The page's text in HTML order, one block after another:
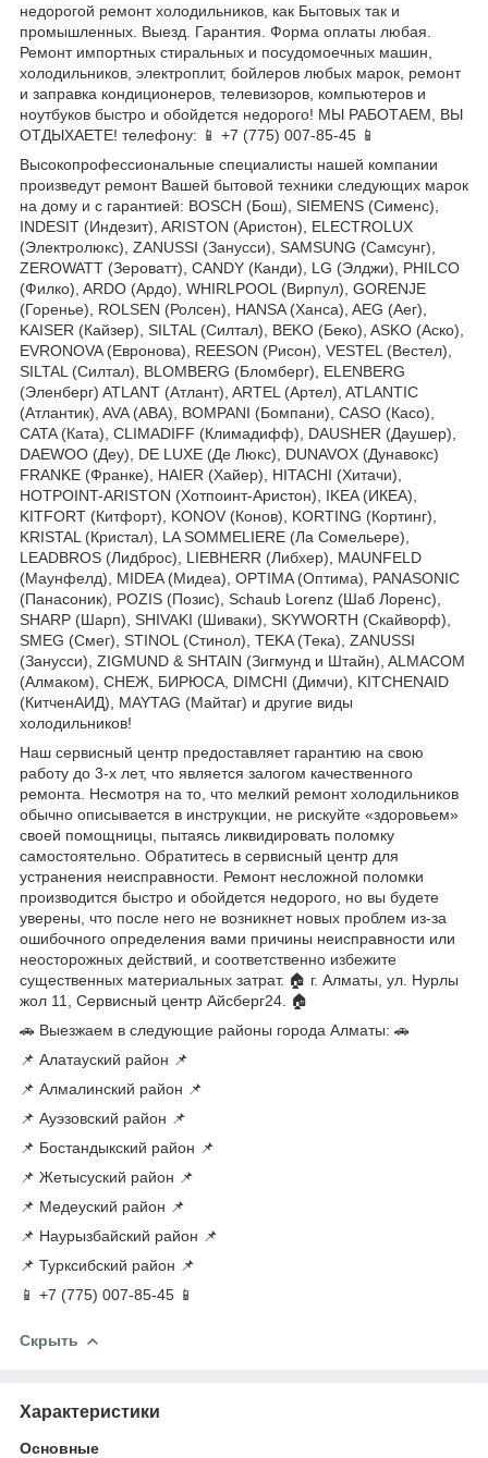
недорогой ремонт холодильников, как Бытовых так и
промышленных. Выезд. Гарантия. Форма оплаты любая.
Ремонт импортных стиральных и посудомоечных машин,
холодильников, электроплит, бойлеров любых марок, ремонт
и заправка кондиционеров, телевизоров, компьютеров и
ноутбуков быстро и обойдется недорого! МЫ РАБОТАЕМ, ВЫ
ОТДЫХАЕТЕ! телефону: 📱 +7 (775) 007-85-45 📱
Высокопрофессиональные специалисты нашей компании
произведут ремонт Вашей бытовой техники следующих марок
на дому и с гарантией: BOSCH (Бош), SIEMENS (Сименс),
INDESIT (Индезит), ARISTON (Аристон), ELECTROLUX
(Электролюкс), ZANUSSI (Занусси), SAMSUNG (Самсунг),
ZEROWATT (Зероватт), CANDY (Канди), LG (Элджи), PHILCO
(Филко), ARDO (Ардо), WHIRLPOOL (Вирпул), GORENJE
(Горенье), ROLSEN (Ролсен), HANSA (Ханса), AEG (Аег),
KAISER (Кайзер), SILTAL (Силтал), BEKO (Беко), ASKO (Аско),
EVRONOVA (Евронова), REESON (Рисон), VESTEL (Вестел),
SILTAL (Силтал), BLOMBERG (Бломберг), ELENBERG
(Эленберг) ATLANT (Атлант), ARTEL (Артел), ATLANTIC
(Атлантик), AVA (АВА), BOMPANI (Бомпани), CASO (Касо),
CATA (Ката), CLIMADIFF (Климадифф), DAUSHER (Даушер),
DAEWOO (Деу), DE LUXE (Де Люкс), DUNAVOX (Дунавокс)
FRANKE (Франке), HAIER (Хайер), HITACHI (Хитачи),
HOTPOINT-ARISTON (Хотпоинт-Аристон), IKEA (ИКЕА),
KITFORT (Китфорт), KONOV (Конов), KORTING (Кортинг),
KRISTAL (Кристал), LA SOMMELIERE (Ла Сомельере),
LEADBROS (Лидброс), LIEBHERR (Либхер), MAUNFELD
(Маунфелд), MIDEA (Мидеа), OPTIMA (Оптима), PANASONIC
(Панасоник), POZIS (Позис), Schaub Lorenz (Шаб Лоренс),
SHARP (Шарп), SHIVAKI (Шиваки), SKYWORTH (Скайворф),
SMEG (Смег), STINOL (Стинол), TEKA (Тека), ZANUSSI
(Занусси), ZIGMUND & SHTAIN (Зигмунд и Штайн), ALMACOM
(Алмаком), СНЕЖ, БИРЮСА, DIMCHI (Димчи), KITCHENAID
(КитченАИД), MAYTAG (Майтаг) и другие виды
холодильников!
Наш сервисный центр предоставляет гарантию на свою
работу до 3-х лет, что является залогом качественного
ремонта. Несмотря на то, что мелкий ремонт холодильников
обычно описывается в инструкции, не рискуйте «здоровьем»
своей помощницы, пытаясь ликвидировать поломку
самостоятельно. Обратитесь в сервисный центр для
устранения неисправности. Ремонт несложной поломки
производится быстро и обойдется недорого, но вы будете
уверены, что после него не возникнет новых проблем из-за
ошибочного определения вами причины неисправности или
неосторожных действий, и соответственно избежите
существенных материальных затрат. 🏠 г. Алматы, ул. Нурлы
жол 11, Сервисный центр Айсберг24. 🏠
🚗 Выезжаем в следующие районы города Алматы: 🚗
📌 Алатауский район 📌
📌 Алмалинский район 📌
📌 Ауэзовский район 📌
📌 Бостандыкский район 📌
📌 Жетысуский район 📌
📌 Медеуский район 📌
📌 Наурызбайский район 📌
📌 Турксибский район 📌
📱 +7 (775) 007-85-45 📱
Скрыть
Характеристики
Основные